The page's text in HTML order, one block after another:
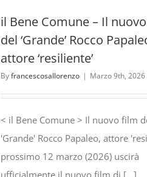
il Bene Comune – Il
del ‘Grande’ Rocco
attore ‘resiliente’
Byfrancescosallorenzo | Marzo 9th, 2026
< il Bene Comune > Il nuovo film
'Grande' Rocco Papaleo, attore
prossimo 12 marzo (2026) uscirà
ufficialmente il nuovo film di [...]